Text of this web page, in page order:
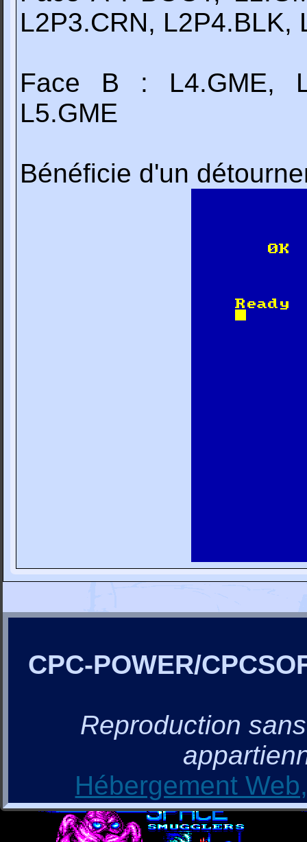
L2P3.CRN, L2P4.BLK,
Face B : L4.GME,
L5.GME
Bénéficie d'un
CPC-POWER/
Reproduction
Hébergement